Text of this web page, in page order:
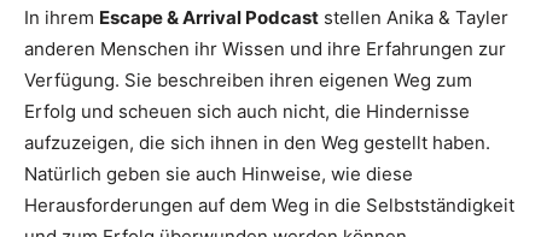
In ihrem Escape & Arrival Podcast stellen Anika & Tayler
anderen Menschen ihr Wissen und ihre Erfahrungen zur
Verfügung. Sie beschreiben ihren eigenen Weg zum
Erfolg und scheuen sich auch nicht, die Hindernisse
aufzuzeigen, die sich ihnen in den Weg gestellt haben.
Natürlich geben sie auch Hinweise, wie diese
Herausforderungen auf dem Weg in die Selbstständigkeit